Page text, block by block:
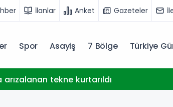
İlanlar Anket Gazeteler
Spor Asayiş 7 Bölge Türkiye
tekne kurtarıldı